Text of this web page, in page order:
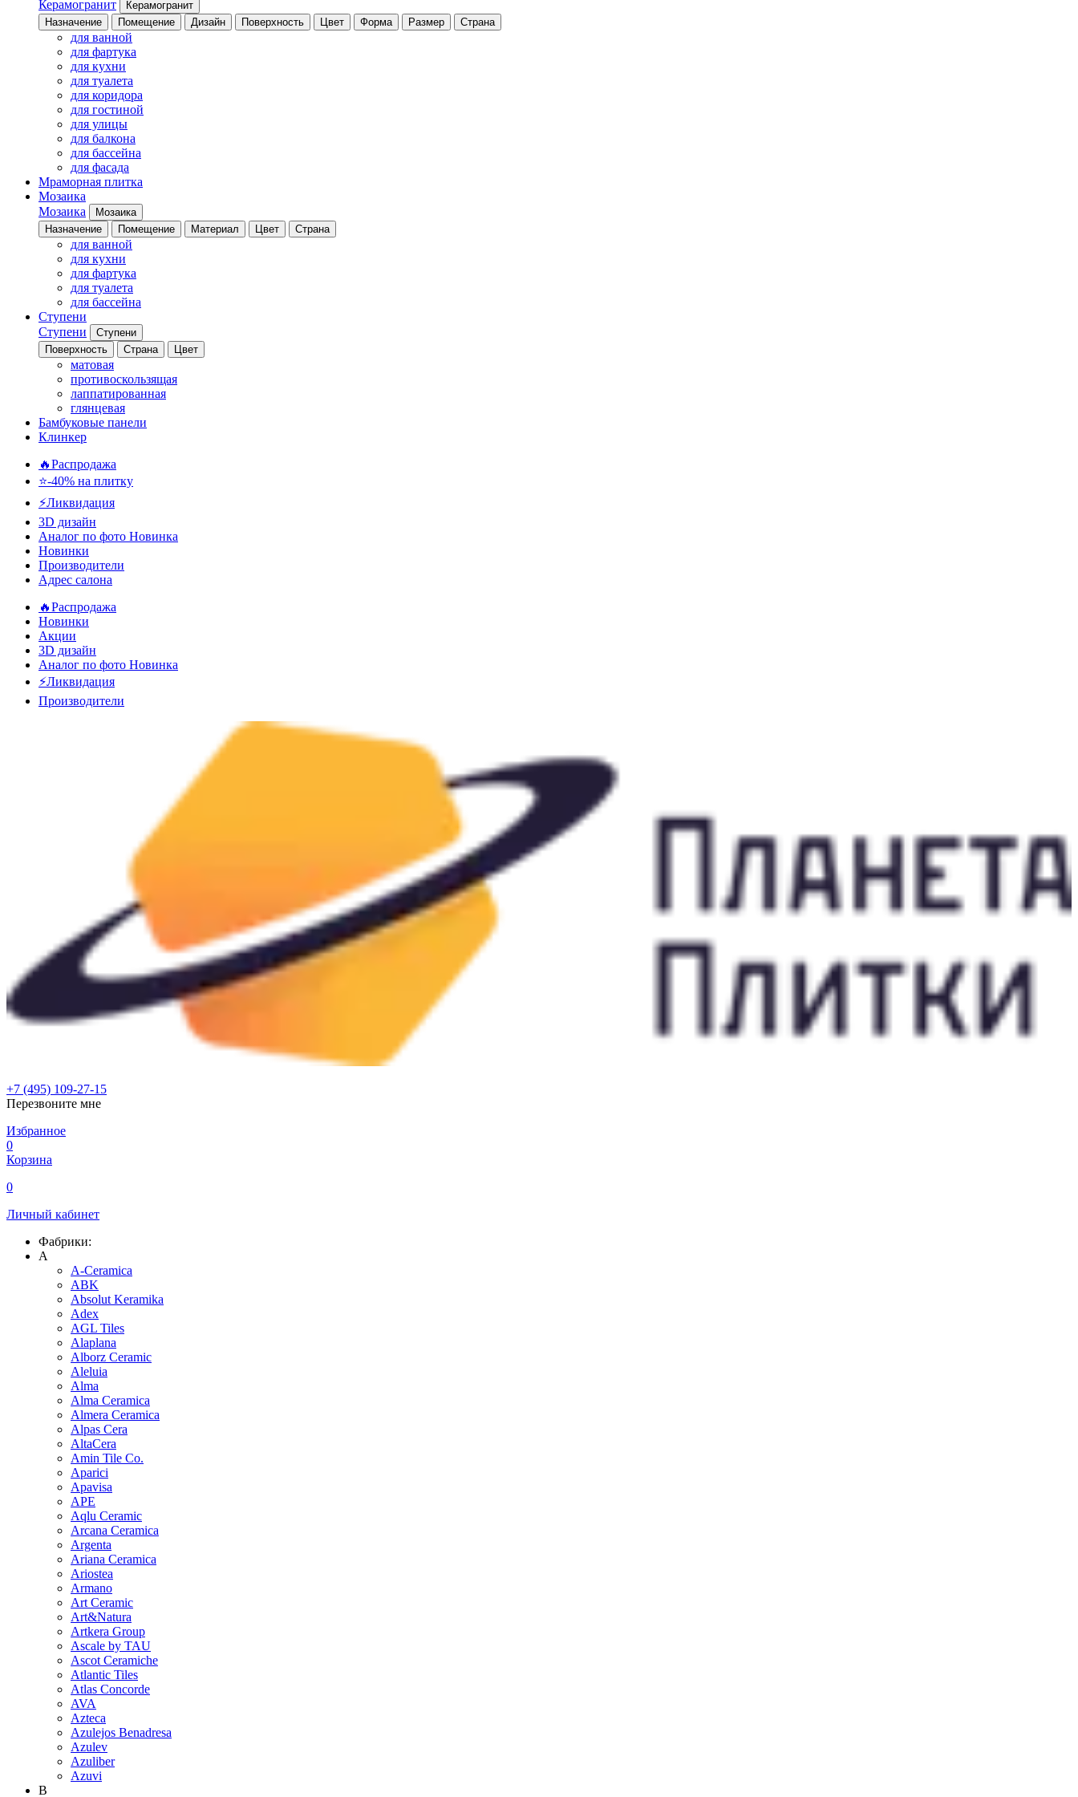
Керамогранит
Керамогранит
Назначение
Помещение Дизайн Поверхность Цвет Форма Размер Страна
для ванной
для фартука
для кухни
для туалета
для коридора
для гостиной
для улицы
для балкона
для бассейна
для фасада
Мраморная плитка
Мозаика
Мозаика
Мозаика
Назначение
Помещение Материал Цвет Страна
для ванной
для кухни
для фартука
для туалета
для бассейна
Ступени
Ступени
Ступени
Поверхность
Страна Цвет
матовая
противоскользящая
лаппатированная
глянцевая
Бамбуковые панели
Клинкер
🔥Распродажа
⭐-40% на плитку
⚡️Ликвидация
3D дизайн
Аналог по фото Новинка
Новинки
Производители
Адрес салона
🔥Распродажа
Новинки
Акции
3D дизайн
Аналог по фото Новинка
⚡Ликвидация
Производители
+7 (495) 109-27-15
Перезвоните мне
Избранное
0
Корзина
0
Личный кабинет
Фабрики:
A
A-Ceramica
ABK
Absolut Keramika
Adex
AGL Tiles
Alaplana
Alborz Ceramic
Aleluia
Alma
Alma Ceramica
Almera Ceramica
Alpas Cera
AltaCera
Amin Tile Co.
Aparici
Apavisa
APE
Aqlu Ceramic
Arcana Ceramica
Argenta
Ariana Ceramica
Ariostea
Armano
Art Ceramic
Art&Natura
Artkera Group
Ascale by TAU
Ascot Ceramiche
Atlantic Tiles
Atlas Concorde
AVA
Azteca
Azulejos Benadresa
Azulev
Azuliber
Azuvi
B